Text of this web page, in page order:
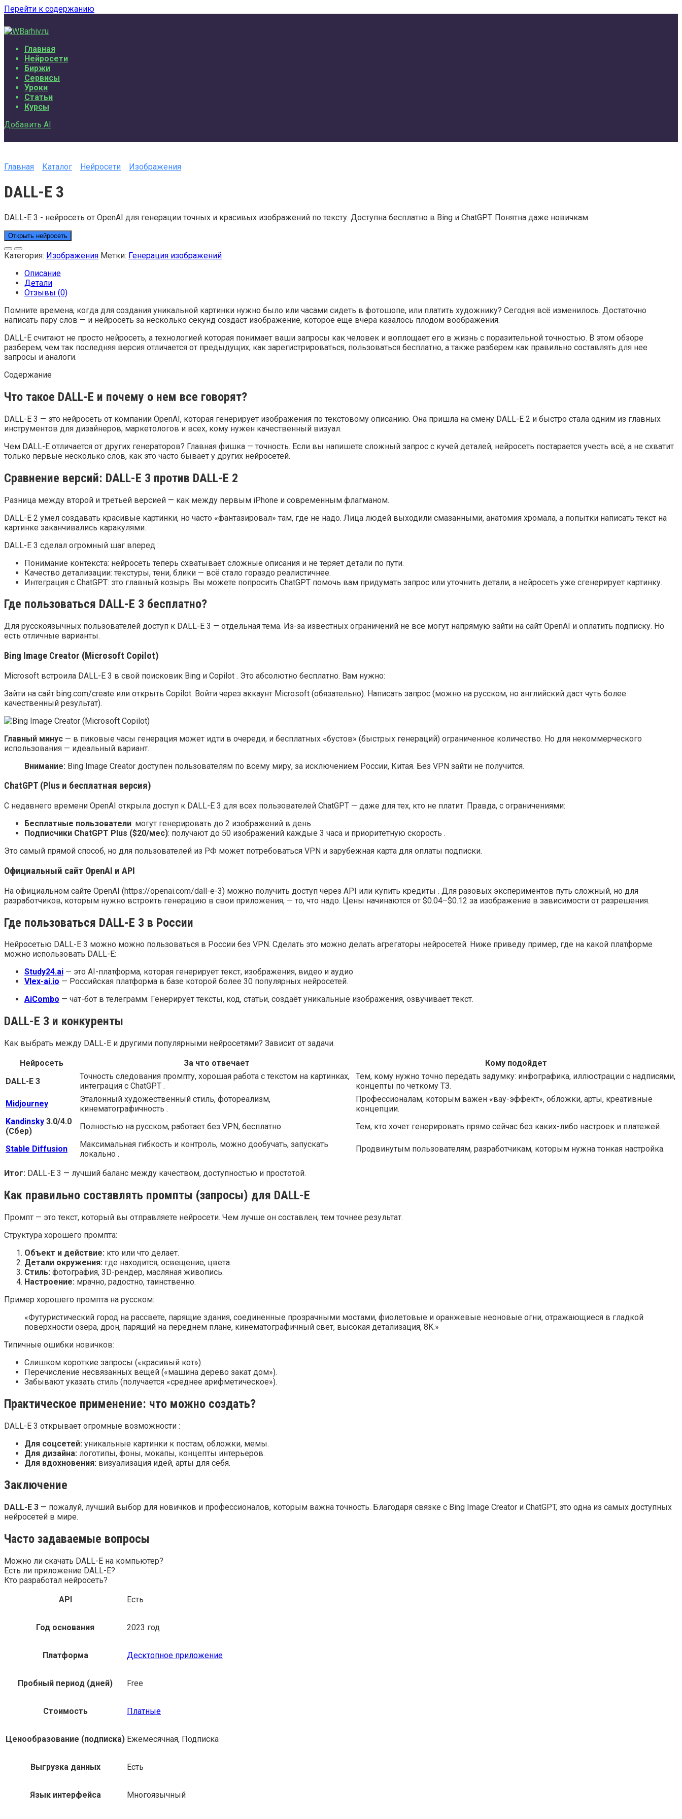
Перейти к содержанию
Главная
Нейросети
Биржи
Сервисы
Уроки
Статьи
Курсы
Добавить AI
Главная Каталог Нейросети Изображения
DALL-E 3
DALL-E 3 - нейросеть от OpenAI для генерации точных и красивых изображений по тексту. Доступна бесплатно в Bing и ChatGPT. Понятна даже новичкам.
Открыть нейросеть
Категория: Изображения Метки: Генерация изображений
Описание
Детали
Отзывы (0)
Помните времена, когда для создания уникальной картинки нужно было или часами сидеть в фотошопе, или платить художнику? Сегодня всё изменилось. Достаточно
написать пару слов — и нейросеть за несколько секунд создаст изображение, которое еще вчера казалось плодом воображения.
DALL-E считают не просто нейросеть, а технологией которая понимает ваши запросы как человек и воплощает его в жизнь с поразительной точностью. В этом обзоре
разберем, чем так последняя версия отличается от предыдущих, как зарегистрироваться, пользоваться бесплатно, а также разберем как правильно составлять для нее
запросы и аналоги.
Содержание
Что такое DALL-E и почему о нем все говорят?
DALL-E 3 — это нейросеть от компании OpenAI, которая генерирует изображения по текстовому описанию. Она пришла на смену DALL-E 2 и быстро стала одним из главных
инструментов для дизайнеров, маркетологов и всех, кому нужен качественный визуал.
Чем DALL-E отличается от других генераторов? Главная фишка — точность. Если вы напишете сложный запрос с кучей деталей, нейросеть постарается учесть всё, а не схватит
только первые несколько слов, как это часто бывает у других нейросетей.
Сравнение версий: DALL-E 3 против DALL-E 2
Разница между второй и третьей версией — как между первым iPhone и современным флагманом.
DALL-E 2 умел создавать красивые картинки, но часто «фантазировал» там, где не надо. Лица людей выходили смазанными, анатомия хромала, а попытки написать текст на
картинке заканчивались каракулями.
DALL-E 3 сделал огромный шаг вперед :
Понимание контекста: нейросеть теперь схватывает сложные описания и не теряет детали по пути.
Качество детализации: текстуры, тени, блики — всё стало гораздо реалистичнее.
Интеграция с ChatGPT: это главный козырь. Вы можете попросить ChatGPT помочь вам придумать запрос или уточнить детали, а нейросеть уже сгенерирует картинку.
Где пользоваться DALL-E 3 бесплатно?
Для русскоязычных пользователей доступ к DALL-E 3 — отдельная тема. Из-за известных ограничений не все могут напрямую зайти на сайт OpenAI и оплатить подписку. Но
есть отличные варианты.
Bing Image Creator (Microsoft Copilot)
Microsoft встроила DALL-E 3 в свой поисковик Bing и Copilot . Это абсолютно бесплатно. Вам нужно:
Зайти на сайт bing.com/create или открыть Copilot. Войти через аккаунт Microsoft (обязательно). Написать запрос (можно на русском, но английский даст чуть более
качественный результат).
Главный минус — в пиковые часы генерация может идти в очереди, и бесплатных «бустов» (быстрых генераций) ограниченное количество. Но для некоммерческого
использования — идеальный вариант.
Внимание: Bing Image Creator доступен пользователям по всему миру, за исключением России, Китая. Без VPN зайти не получится.
ChatGPT (Plus и бесплатная версия)
С недавнего времени OpenAI открыла доступ к DALL-E 3 для всех пользователей ChatGPT — даже для тех, кто не платит. Правда, с ограничениями:
Бесплатные пользователи: могут генерировать до 2 изображений в день .
Подписчики ChatGPT Plus ($20/мес): получают до 50 изображений каждые 3 часа и приоритетную скорость .
Это самый прямой способ, но для пользователей из РФ может потребоваться VPN и зарубежная карта для оплаты подписки.
Официальный сайт OpenAI и API
На официальном сайте OpenAI (https://openai.com/dall-e-3) можно получить доступ через API или купить кредиты . Для разовых экспериментов путь сложный, но для
разработчиков, которым нужно встроить генерацию в свои приложения, — то, что надо. Цены начинаются от $0.04–$0.12 за изображение в зависимости от разрешения.
Где пользоваться DALL-E 3 в России
Нейросетью DALL-E 3 можно можно пользоваться в России без VPN. Сделать это можно делать агрегаторы нейросетей. Ниже приведу пример, где на какой платформе
можно использовать DALL-E:
Study24.ai — это AI-платформа, которая генерирует текст, изображения, видео и аудио
Vlex-ai.io — Российская платформа в базе которой более 30 популярных нейросетей.
AiCombo — чат-бот в телеграмм. Генерирует тексты, код, статьи, создаёт уникальные изображения, озвучивает текст.
DALL-E 3 и конкуренты
Как выбрать между DALL-E и другими популярными нейросетями? Зависит от задачи.
Нейросеть За что отвечает
Кому подойдет
DALL-E 3
Точность следования промпту, хорошая работа с текстом на картинках,
интеграция с ChatGPT .
Тем, кому нужно точно передать задумку: инфографика, иллюстрации с надписями,
концепты по четкому ТЗ.
Midjourney
Эталонный художественный стиль, фотореализм,
кинематографичность .
Профессионалам, которым важен «вау-эффект», обложки, арты, креативные
концепции.
Kandinsky 3.0/4.0
(Сбер)
Полностью на русском, работает без VPN, бесплатно . Тем, кто хочет генерировать прямо сейчас без каких-либо настроек и платежей.
Stable Diffusion
Максимальная гибкость и контроль, можно дообучать, запускать
локально .
Продвинутым пользователям, разработчикам, которым нужна тонкая настройка.
Итог: DALL-E 3 — лучший баланс между качеством, доступностью и простотой.
Как правильно составлять промпты (запросы) для DALL-E
Промпт — это текст, который вы отправляете нейросети. Чем лучше он составлен, тем точнее результат.
Структура хорошего промпта:
Объект и действие: кто или что делает.
Детали окружения: где находится, освещение, цвета.
Стиль: фотография, 3D-рендер, масляная живопись.
Настроение: мрачно, радостно, таинственно.
Пример хорошего промпта на русском:
«Футуристический город на рассвете, парящие здания, соединенные прозрачными мостами, фиолетовые и оранжевые неоновые огни, отражающиеся в гладкой
поверхности озера, дрон, парящий на переднем плане, кинематографичный свет, высокая детализация, 8K.»
Типичные ошибки новичков:
Слишком короткие запросы («красивый кот»).
Перечисление несвязанных вещей («машина дерево закат дом»).
Забывают указать стиль (получается «среднее арифметическое»).
Практическое применение: что можно создать?
DALL-E 3 открывает огромные возможности :
Для соцсетей: уникальные картинки к постам, обложки, мемы.
Для дизайна: логотипы, фоны, мокапы, концепты интерьеров.
Для вдохновения: визуализация идей, арты для себя.
Заключение
DALL-E 3 — пожалуй, лучший выбор для новичков и профессионалов, которым важна точность. Благодаря связке с Bing Image Creator и ChatGPT, это одна из самых доступных
нейросетей в мире.
Часто задаваемые вопросы
Можно ли скачать DALL-E на компьютер?
Есть ли приложение DALL-E?
Кто разработал нейросеть?
API
Есть
Год основания 2023 год
Платформа Десктопное приложение
Пробный период (дней) Free
Стоимость Платные
Ценообразование (подписка) Ежемесячная, Подписка
Выгрузка данных Есть
Язык интерфейса Многоязычный